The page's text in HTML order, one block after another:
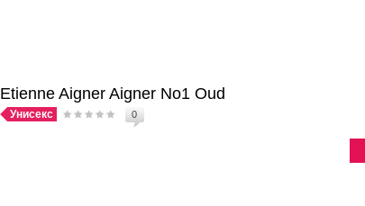
Etienne Aigner Aigner No1 Oud
Унисекс 0